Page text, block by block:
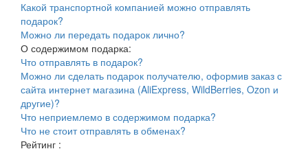
Какой транспортной компанией можно отправлять
подарок?
Можно ли передать подарок лично?
О содержимом подарка:
Что отправлять в подарок?
Можно ли сделать подарок получателю, оформив заказ с
сайта интернет магазина (AliExpress, WildBerries, Ozon и
другие)?
Что неприемлемо в содержимом подарка?
Что не стоит отправлять в обменах?
Рейтинг :